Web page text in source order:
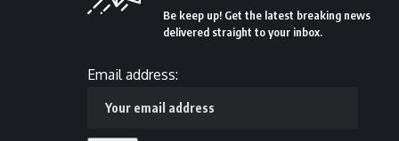
Be keep up! Get the latest breaking news
delivered straight to your inbox.
Email address: